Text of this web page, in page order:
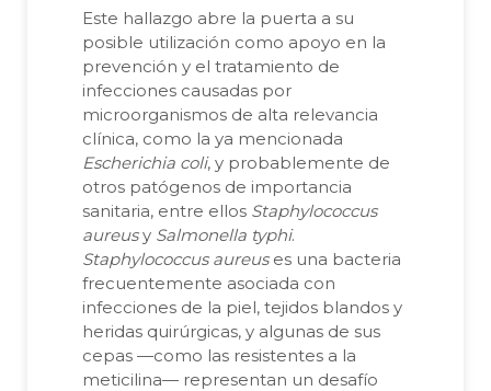
Este hallazgo abre la puerta a su
posible utilización como apoyo en la
prevención y el tratamiento de
infecciones causadas por
microorganismos de alta relevancia
clínica, como la ya mencionada
Escherichia coli, y probablemente de
otros patógenos de importancia
sanitaria, entre ellos Staphylococcus
aureusy Salmonella typhi.
Staphylococcus aureuses una bacteria
frecuentemente asociada con
infecciones de la piel, tejidos blandos y
heridas quirúrgicas, y algunas de sus
cepas —como las resistentes a la
meticilina— representan un desafío